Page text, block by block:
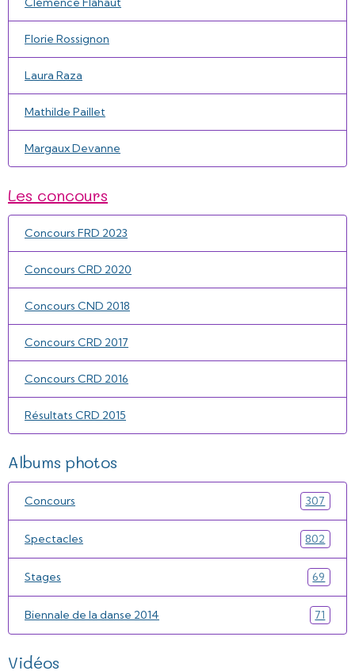
Florie Rossignon
Laura Raza
Mathilde Paillet
Margaux Devanne
Les concours
Concours FRD 2023
Concours CRD 2020
Concours CND 2018
Concours CRD 2017
Concours CRD 2016
Résultats CRD 2015
Albums photos
Concours 307
Spectacles 802
Stages 69
Biennale de la danse 2014 71
Vidéos